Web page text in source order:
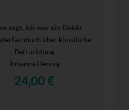
sagt, ich war ein Eisbär
über künstliche
Befruchtung
Johanna Hennig
24,00 €